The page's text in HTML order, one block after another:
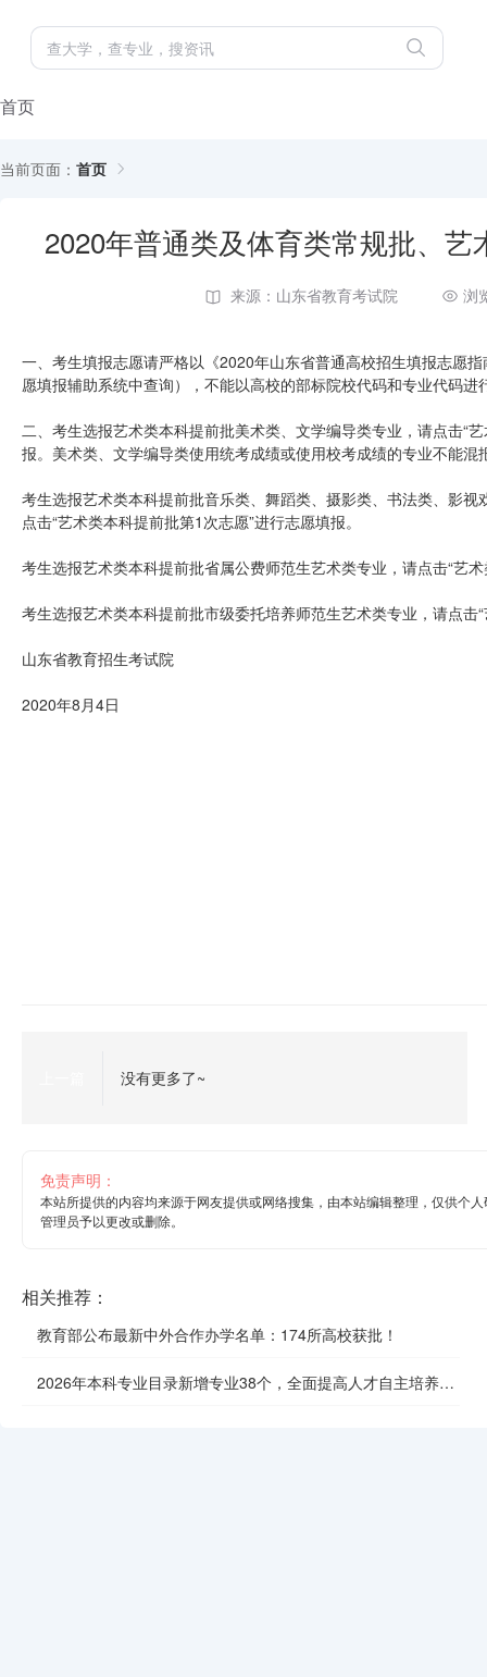
首页
当前页面： 首页
2020年普通类及体育类常规批、
来源：山东省教育考试院 浏
一、考生填报志愿请严格以《2020年山东省普通高校招生填报志愿
愿填报辅助系统中查询），不能以高校的部标院校代码和专业代码进
二、考生选报艺术类本科提前批美术类、文学编导类专业，请点击“
报。美术类、文学编导类使用统考成绩或使用校考成绩的专业不能混
考生选报艺术类本科提前批音乐类、舞蹈类、摄影类、书法类、影
点击“艺术类本科提前批第1次志愿”进行志愿填报。
考生选报艺术类本科提前批省属公费师范生艺术类专业，请点击“艺
考生选报艺术类本科提前批市级委托培养师范生艺术类专业，请点
山东省教育招生考试院
2020年8月4日
没有更多了~
免责声明：
本站所提供的内容均来源于网友提供或网络搜集，由本站编辑整理，仅供个
管理员予以更改或删除。
相关推荐：
教育部公布最新中外合作办学名单：174所高校获批！
2026年本科专业目录新增专业38个，全面提高人才自主培养质